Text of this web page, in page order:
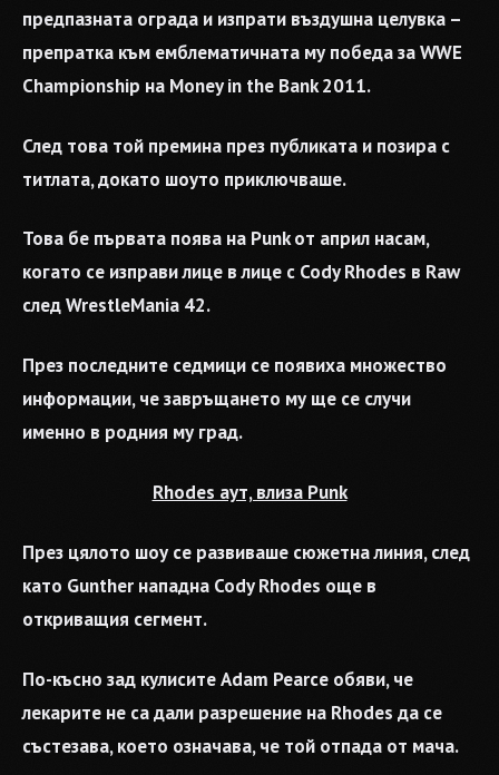
предпазната ограда и изпрати въздушна целувка –
препратка към емблематичната му победа за WWE
Championship на Money in the Bank 2011.
След това той премина през публиката и позира с
титлата, докато шоуто приключваше.
Това бе първата поява на Punk от април насам,
когато се изправи лице в лице с Cody Rhodes в Raw
след WrestleMania 42.
През последните седмици се появиха множество
информации, че завръщането му ще се случи
именно в родния му град.
Rhodes аут, влиза Punk
През цялото шоу се развиваше сюжетна линия, след
като Gunther нападна Cody Rhodes още в
откриващия сегмент.
По-късно зад кулисите Adam Pearce обяви, че
лекарите не са дали разрешение на Rhodes да се
състезава, което означава, че той отпада от мача.